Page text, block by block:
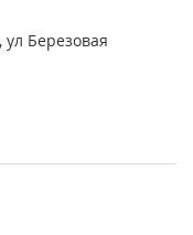
ул Березовая